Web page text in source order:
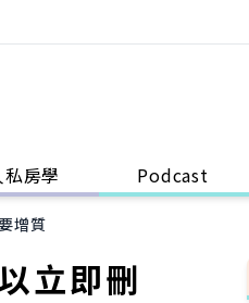
房學 Podcast
增質
立即刪